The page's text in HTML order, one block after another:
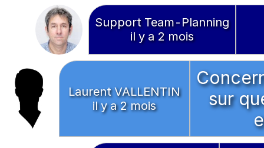
Support Team-Planning
il y a 2 mois
Laurent VALLENTIN
il y a 2 mois
sur